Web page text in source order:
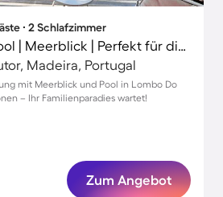
∙ 2 Schlafzimmer
Apartment mit Pool | Meerblick | Perfekt für die Arbeit von Zuhause
Madeira, Portugal
mit Meerblick und Pool in Lombo Do
– Ihr Familienparadies wartet!
Zum Angebot